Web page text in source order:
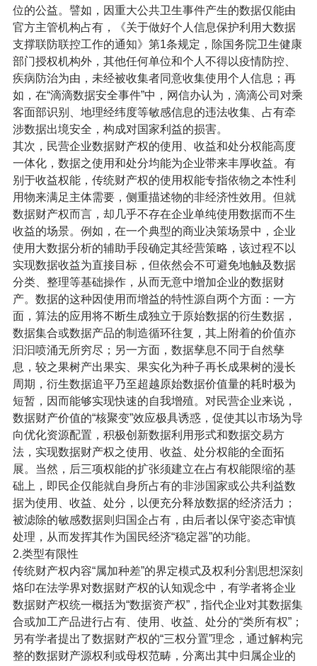
位的公益。譬如，因重大公共卫生事件产生的数据仅能由
官方主管机构占有，《关于做好个人信息保护利用大数据
支撑联防联控工作的通知》第1条规定，除国务院卫生健康
部门授权机构外，其他任何单位和个人不得以疫情防控、
疾病防治为由，未经被收集者同意收集使用个人信息；再
如，在“滴滴数据安全事件”中，网信办认为，滴滴公司对乘
客面部识别、地理经纬度等敏感信息的违法收集、占有牵
涉数据出境安全，构成对国家利益的损害。
其次，民营企业数据财产权的使用、收益和处分权能高度
一体化，数据之使用和处分均能为企业带来丰厚收益。有
别于收益权能，传统财产权的使用权能专指依物之本性利
用物来满足主体需要，侧重描述物的非经济性效用。但就
数据财产权而言，却几乎不存在企业单纯使用数据而不生
收益的场景。例如，在一个典型的商业决策场景中，企业
使用大数据分析的辅助手段确定其经营策略，该过程不以
实现数据收益为直接目标，但依然会不可避免地触及数据
分类、整理等基础操作，从而无意中增加企业的数据财
产。数据的这种因使用而增益的特性源自两个方面：一方
面，算法的应用将不断生成独立于原始数据的衍生数据，
数据集合或数据产品的制造循环往复，其上附着的价值亦
汩汩喷涌无所穷尽；另一方面，数据孳息不同于自然孳
息，较之果树产出果实、果实化为种子再长成果树的漫长
周期，衍生数据追平乃至超越原始数据价值量的耗时极为
短暂，因而能够实现快速的自我增殖。对民营企业来说，
数据财产价值的“核聚变”效应极具诱惑，促使其以市场为导
向优化资源配置，积极创新数据利用形式和数据交易方
法，实现数据财产权之使用、收益、处分权能的全面拓
展。当然，后三项权能的扩张须建立在占有权能限缩的基
础上，即民企仅能就自身所占有的非涉国家或公共利益数
据为使用、收益、处分，以便充分释放数据的经济活力；
被滤除的敏感数据则归国企占有，由后者以保守姿态审慎
处理，从而发挥其作为国民经济“稳定器”的功能。
2.类型有限性
传统财产权内容“属加种差”的界定模式及权利分割思想深刻
烙印在法学界对数据财产权的认知观念中，有学者将企业
数据财产权统一概括为“数据资产权”，指代企业对其数据集
合或加工产品进行占有、使用、收益、处分的“类所有权”；
另有学者提出了数据财产权的“三权分置”理念，通过解构完
整的数据财产源权利或母权范畴，分离出其中归属企业的